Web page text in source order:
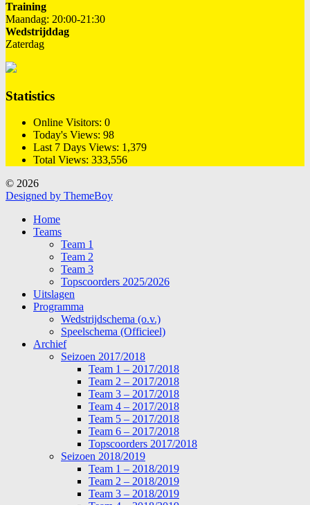
Training
Maandag: 20:00-21:30
Wedstrijddag
Zaterdag
Statistics
Online Visitors: 0
Today's Views: 98
Last 7 Days Views: 1,379
Total Views: 333,556
© 2026
Designed by ThemeBoy
Home
Teams
Team 1
Team 2
Team 3
Topscoorders 2025/2026
Uitslagen
Programma
Wedstrijdschema (o.v.)
Speelschema (Officieel)
Archief
Seizoen 2017/2018
Team 1 – 2017/2018
Team 2 – 2017/2018
Team 3 – 2017/2018
Team 4 – 2017/2018
Team 5 – 2017/2018
Team 6 – 2017/2018
Topscoorders 2017/2018
Seizoen 2018/2019
Team 1 – 2018/2019
Team 2 – 2018/2019
Team 3 – 2018/2019